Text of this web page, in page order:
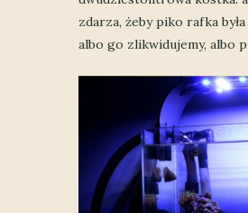
zdarza, żeby piko rafka
albo go zlikwidujemy, albo